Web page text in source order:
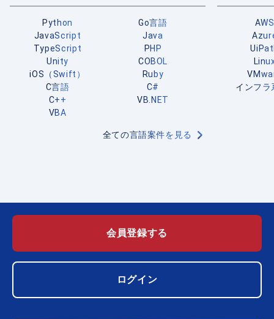
Python
Go言語
JavaScript
Java
TypeScript
PHP
Unity
COBOL
iOS（Swift）
Ruby
C言語
C#
C++
VB.NET
VBA
全ての言語案件を見る
AWS
インフラ
会員登録する
ログイン